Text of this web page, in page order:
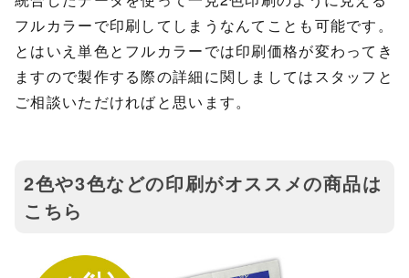
フルカラーで印刷してしまうなんてことも可能です。
とはいえ単色とフルカラーでは印刷価格が変わってき
ますので製作する際の詳細に関しましてはスタッフと
ご相談いただければと思います。
2色や3色などの印刷がオススメの商品は
こちら